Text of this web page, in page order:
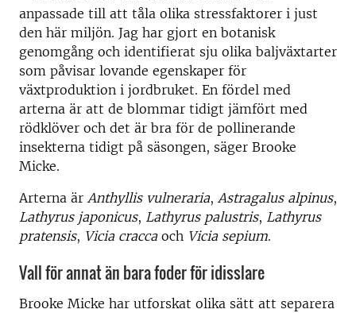
anpassade till att tåla olika stressfaktorer i just
den här miljön. Jag har gjort en botanisk
genomgång och identifierat sju olika baljväxtarter
som påvisar lovande egenskaper för
växtproduktion i jordbruket. En fördel med
arterna är att de blommar tidigt jämfört med
rödklöver och det är bra för de pollinerande
insekterna tidigt på säsongen, säger Brooke
Micke.
Arterna är Anthyllis vulneraria, Astragalus alpinus,
Lathyrus japonicus, Lathyrus palustris, Lathyrus
pratensis, Vicia craccaoch Vicia sepium.
Vall för annat än bara foder för idisslare
Brooke Micke har utforskat olika sätt att separera